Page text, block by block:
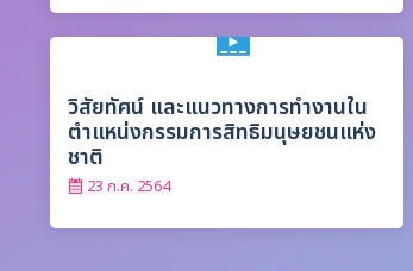
วิสัยทัศน์ และแนวทางการทำงานใน
ตำแหน่งกรรมการสิทธิมนุษยชนแห่ง
ชาติ
23 ก.ค. 2564